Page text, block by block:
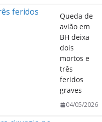
Queda de
avião em
BH deixa
dois
mortos e
três
feridos
graves
04/05/2026